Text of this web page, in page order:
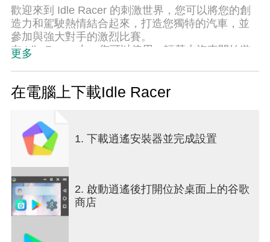
歡迎來到 Idle Racer 的刺激世界，您可以將您的創
造力和駕駛熱情結合起來，打造您獨特的汽車，並
參加與強大對手的激烈比賽。
在 Idle Racer 中，您可以使用一輛基本汽車開始遊
戲，只需點擊螢幕即可使用遊戲內貨幣進行升級。
您可以用這筆錢為您的汽車購買新零件，例如引
擎、輪胎、擾流板等等。 您還可以合併同一級別的
車的速度和功率。
到車庫停下來，從各種零件、顏色和款式中進行選
擇，個性化您的愛車 - 讓它真正獨一無二！
當你繞過角落並加速超越對手時，感受腎上腺素的
激增。 贏得比賽並獲得獎勵！
Idle Racer 為您提供賽車的刺激、建造自己的汽車的
樂趣以及解鎖新可能性的興奮。 這款遊戲非常適合
更多
在電腦上下載Idle Racer
1. 下載逍遙安裝器並完成設置
2. 啟動逍遙後打開位於桌面上的谷歌
商店